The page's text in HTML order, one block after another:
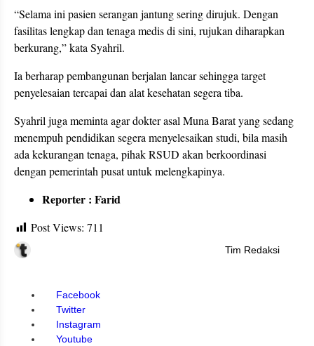
“Selama ini pasien serangan jantung sering dirujuk. Dengan
fasilitas lengkap dan tenaga medis di sini, rujukan diharapkan
berkurang,” kata Syahril.
Ia berharap pembangunan berjalan lancar sehingga target
penyelesaian tercapai dan alat kesehatan segera tiba.
Syahril juga meminta agar dokter asal Muna Barat yang sedang
menempuh pendidikan segera menyelesaikan studi, bila masih
ada kekurangan tenaga, pihak RSUD akan berkoordinasi
dengan pemerintah pusat untuk melengkapinya.
Reporter : Farid
Post Views: 711
Tim Redaksi
Facebook
Twitter
Instagram
Youtube